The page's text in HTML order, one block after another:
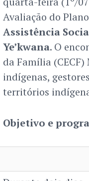
Avaliação do
Assistência
Ye’kwana. O
da Família
indígenas,
territórios
Objetivo e